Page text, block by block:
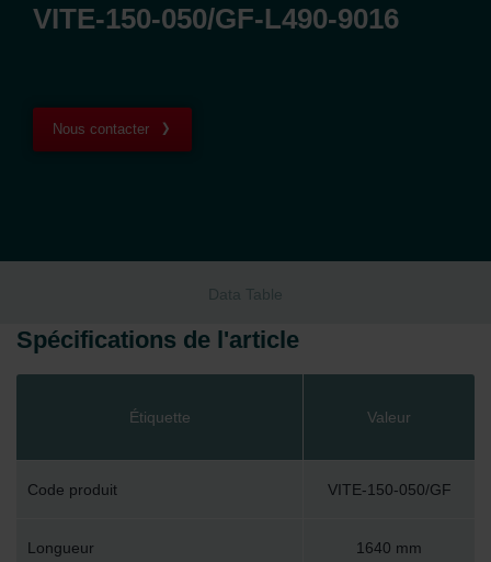
VITE-150-050/GF-L490-9016
Nous contacter
Data Table
Spécifications de l'article
Étiquette Valeur
Code produit VITE-150-050/GF
Longueur 1640 mm